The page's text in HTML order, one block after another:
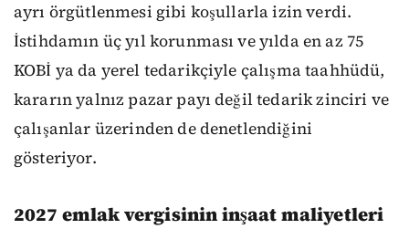
ayrı örgütlenmesi gibi koşullarla izin verdi.
İstihdamın üç yıl korunması ve yılda en az 75
KOBİ ya da yerel tedarikçiyle çalışma taahhüdü,
kararın yalnız pazar payı değil tedarik zinciri ve
çalışanlar üzerinden de denetlendiğini
gösteriyor.
2027 emlak vergisinin inşaat maliyetleri